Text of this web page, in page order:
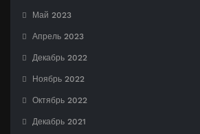
Май 2023
Апрель 2023
Декабрь 2022
Ноябрь 2022
Октябрь 2022
Декабрь 2021